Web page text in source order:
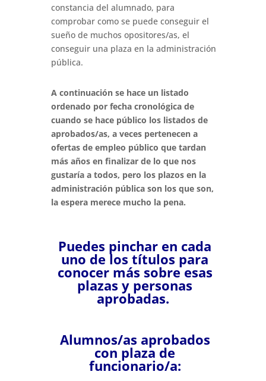
constancia del alumnado, para
comprobar como se puede conseguir el
sueño de muchos opositores/as, el
conseguir una plaza en la administración
pública.
A continuación se hace un listado
ordenado por fecha cronológica de
cuando se hace público los listados de
aprobados/as, a veces pertenecen a
ofertas de empleo público que tardan
más años en finalizar de lo que nos
gustaría a todos, pero los plazos en la
administración pública son los que son,
la espera merece mucho la pena.
Puedes pinchar en cada
uno de los títulos para
conocer más sobre esas
plazas y personas
aprobadas.
Alumnos/as aprobados
con plaza de
funcionario/a: